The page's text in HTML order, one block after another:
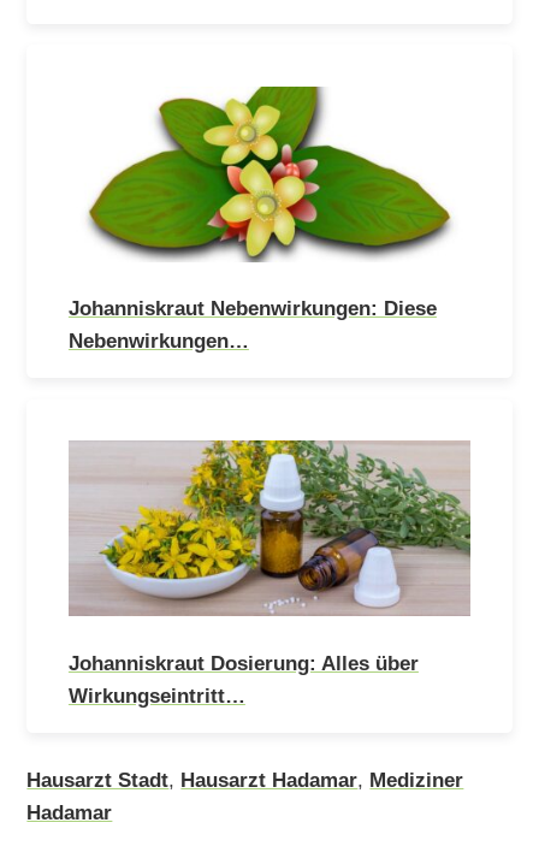
Johanniskraut Nebenwirkungen: Diese
Nebenwirkungen…
Johanniskraut Dosierung: Alles über
Wirkungseintritt…
Hausarzt Stadt, Hausarzt Hadamar, Mediziner
Hadamar